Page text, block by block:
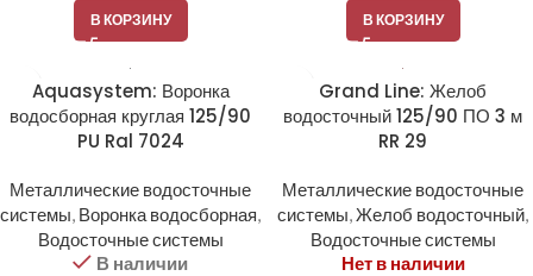
В КОРЗИНУ В КОРЗИНУ
Aquasystem: Воронка
водосборная круглая 125/90
PU Ral 7024
Металлические водосточные
системы, Воронка водосборная,
Водосточные системы
В наличии
Grand Line: Желоб
водосточный 125/90 ПО 3 м
RR 29
Металлические водосточные
системы,Желоб водосточный,
Водосточные системы
Нет в наличии